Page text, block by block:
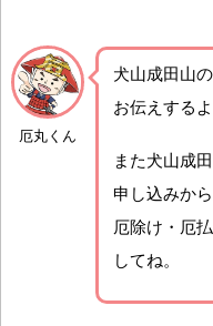
厄丸くん
犬山成田山
お伝えするよ
また犬山成
申し込みか
厄除け・厄
してね。